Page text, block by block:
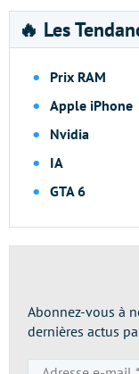
🔥 Les
Prix RAM
Apple iPhone
Nvidia
IA
GTA 6
Abonnez-vous à
dernières actus